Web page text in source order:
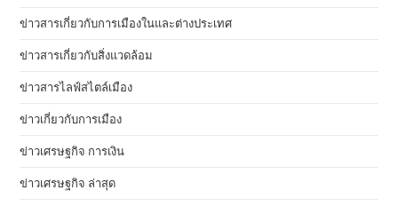
ข่าวสารเกี่ยวกับการเมืองในและต่างประเทศ
ข่าวสารเกี่ยวกับสิ่งแวดล้อม
ข่าวสารไลฟ์สไตล์เมือง
ข่าวเกี่ยวกับการเมือง
ข่าวเศรษฐกิจ การเงิน
ข่าวเศรษฐกิจ ล่าสุด